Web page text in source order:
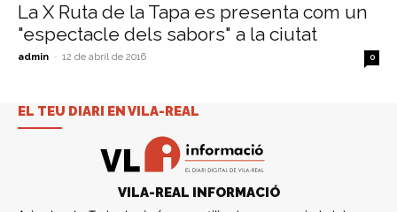
La X Ruta de la Tapa es presenta com un
"espectacle dels sabors" a la ciutat
admin - 12 de abril de 2016 0
EL TEU DIARI EN VILA-REAL
VILA-REAL INFORMACIÓ